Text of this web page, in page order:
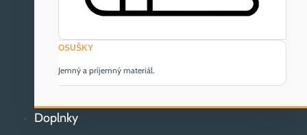
OSUŠKY
Jemný a príjemný materiál.
Doplnky